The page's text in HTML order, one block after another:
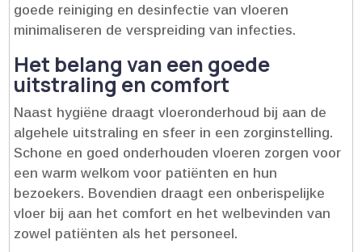
goede reiniging en desinfectie van vloeren
minimaliseren de verspreiding van infecties.​
Het belang van een goede
uitstraling en comfort
Naast hygiëne draagt vloeronderhoud bij aan de
algehele uitstraling en sfeer in een zorginstelling.​
Schone en goed onderhouden vloeren zorgen voor
een warm welkom voor patiënten en hun
bezoekers.​ Bovendien draagt een onberispelijke
vloer bij aan het comfort en het welbevinden van
zowel patiënten als het personeel.​